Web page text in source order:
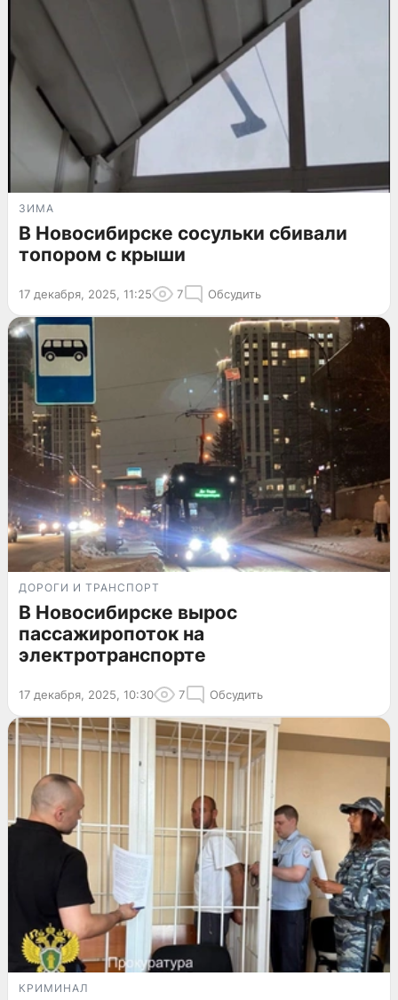
ЗИМА
В Новосибирске сосульки сбивали
топором с крыши
17 декабря, 2025, 11:25 7 Обсудить
ДОРОГИ И ТРАНСПОРТ
В Новосибирске вырос
пассажиропоток на
электротранспорте
17 декабря, 2025, 10:30 7 Обсудить
КРИМИНАЛ